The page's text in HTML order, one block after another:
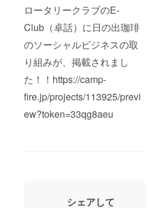
ロータリークラブのE-
Club（卓話）に日の出珈琲
のソーシャルビジネスの取
り組みが、掲載されまし
た！！https://camp-
fire.jp/projects/113925/previ
ew?token=33qg8aeu
シェアして